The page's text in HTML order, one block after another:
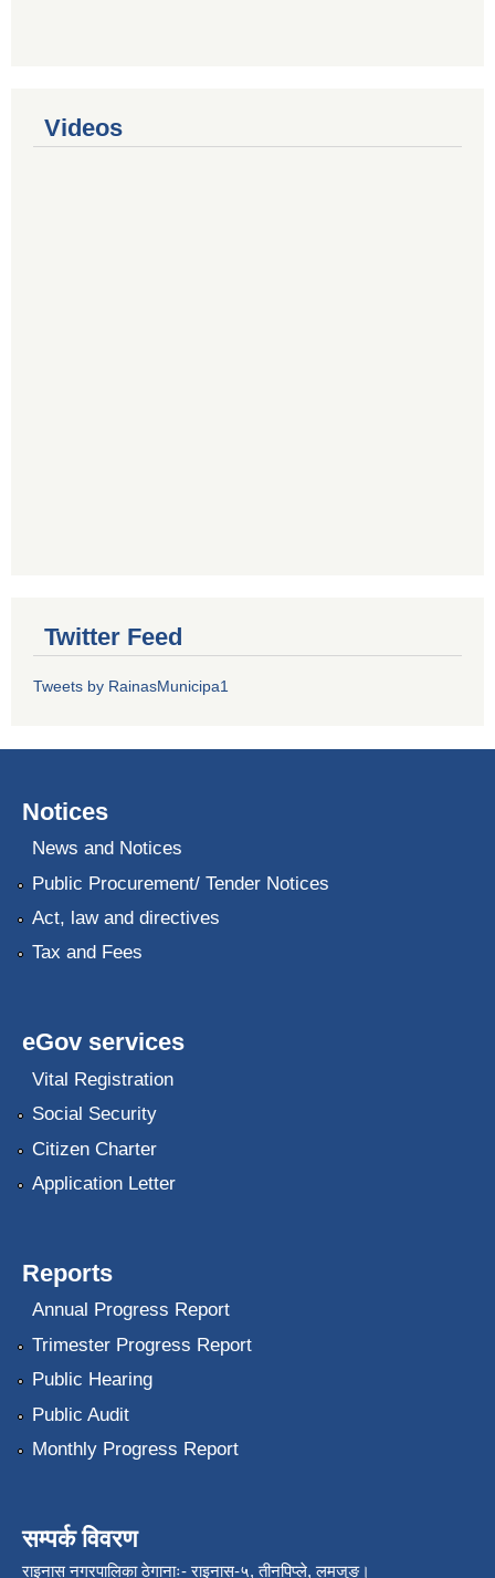
Videos
Twitter Feed
Tweets by RainasMunicipa1
Notices
News and Notices
Public Procurement/ Tender Notices
Act, law and directives
Tax and Fees
eGov services
Vital Registration
Social Security
Citizen Charter
Application Letter
Reports
Annual Progress Report
Trimester Progress Report
Public Hearing
Public Audit
Monthly Progress Report
सम्पर्क विवरण
राइनास नगरपालिका ठेगानाः- राइनास-५, तीनपिप्ले, लमजुङ।